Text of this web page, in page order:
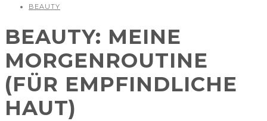
BEAUTY
BEAUTY: MEINE
MORGENROUTINE
(FÜR EMPFINDLICHE
HAUT)